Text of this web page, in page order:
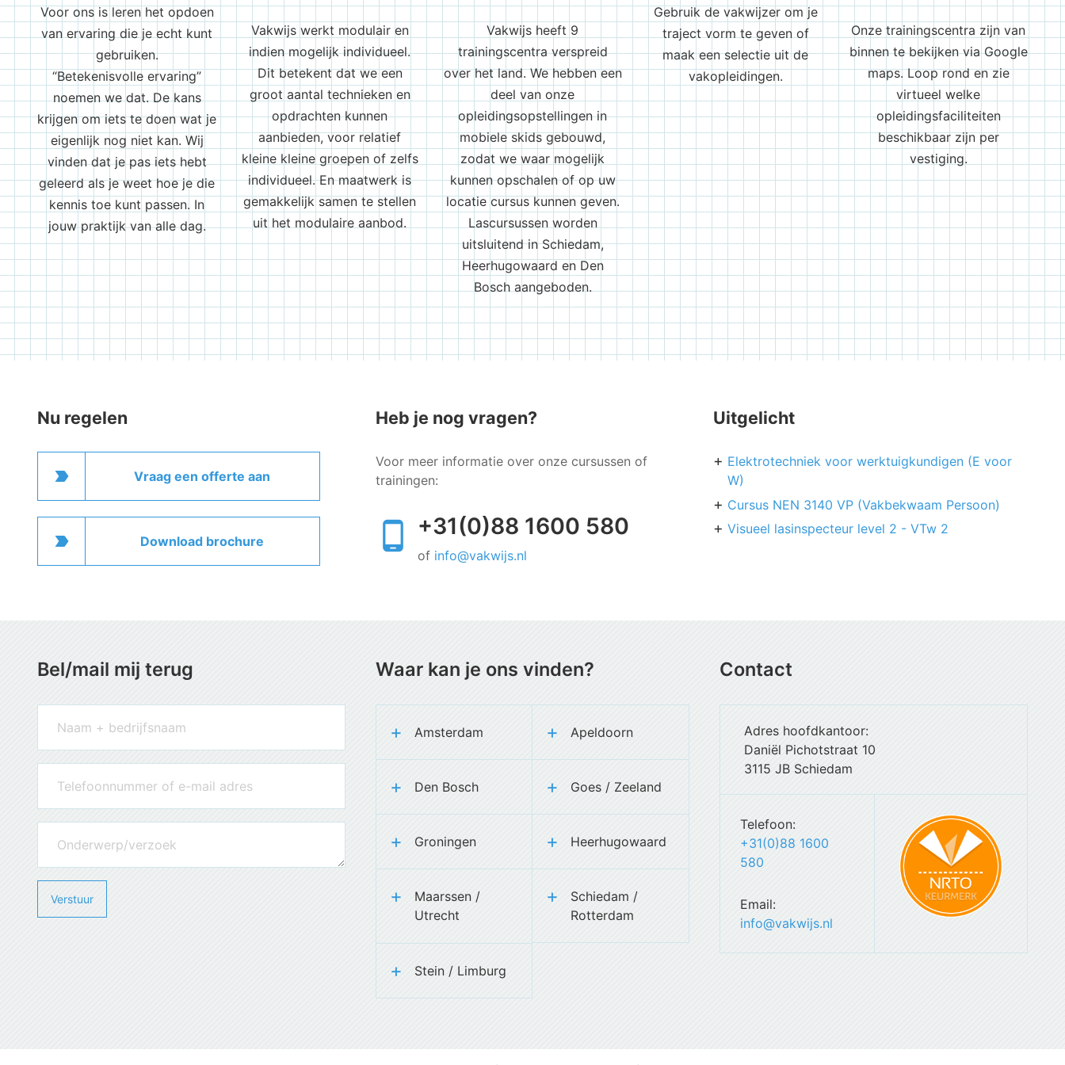
Voor ons is leren het opdoen
van ervaring die je echt kunt
gebruiken.
“Betekenisvolle ervaring”
noemen we dat. De kans
krijgen om iets te doen wat je
eigenlijk nog niet kan. Wij
vinden dat je pas iets hebt
geleerd als je weet hoe je die
kennis toe kunt passen. In
jouw praktijk van alle dag.
Vakwijs werkt modulair en
indien mogelijk individueel.
Dit betekent dat we een
groot aantal technieken en
opdrachten kunnen
aanbieden, voor relatief
kleine kleine groepen of zelfs
individueel. En maatwerk is
gemakkelijk samen te stellen
uit het modulaire aanbod.
Vakwijs heeft 9
trainingscentra verspreid
over het land. We hebben een
deel van onze
opleidingsopstellingen in
mobiele skids gebouwd,
zodat we waar mogelijk
kunnen opschalen of op uw
locatie cursus kunnen geven.
Lascursussen worden
uitsluitend in Schiedam,
Heerhugowaard en Den
Bosch aangeboden.
Gebruik de vakwijzer om je
traject vorm te geven of
maak een selectie uit de
vakopleidingen.
Onze trainingscentra zijn van
binnen te bekijken via Google
maps. Loop rond en zie
virtueel welke
opleidingsfaciliteiten
beschikbaar zijn per
vestiging.
Nu regelen
label_important Vraag een offerte aan
label_important Download brochure
Heb je nog vragen?
Voor meer informatie over onze cursussen of
trainingen:
+31(0)88 1600 580
of info@vakwijs.nl
Uitgelicht
Elektrotechniek voor werktuigkundigen (E voor
W)
Cursus NEN 3140 VP (Vakbekwaam Persoon)
Visueel lasinspecteur level 2 - VTw 2
Bel/mail mij terug Waar kan je ons vinden?
Amsterdam Apeldoorn
Den Bosch Goes / Zeeland
Groningen Heerhugowaard
Maarssen /
Utrecht
Schiedam /
Rotterdam
Stein / Limburg
Contact
Adres hoofdkantoor:
Daniël Pichotstraat 10
3115 JB Schiedam
Telefoon:
+31(0)88 1600
580
Email:
info@vakwijs.nl